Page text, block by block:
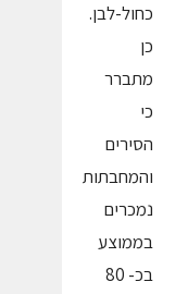
כחול-לבן.
כן
מתברר
כי
הסירים
והמחבתות
נמכרים
בממוצע
בכ- 80